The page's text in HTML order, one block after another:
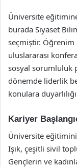
Üniversite
burada Siyaset
seçmiştir. Öğrenim
uluslararası
sosyal sorumluluk
dönemde liderlik
konulara
Kariyer
Üniversite
Işık, çeşitli sivil
Gençlerin ve